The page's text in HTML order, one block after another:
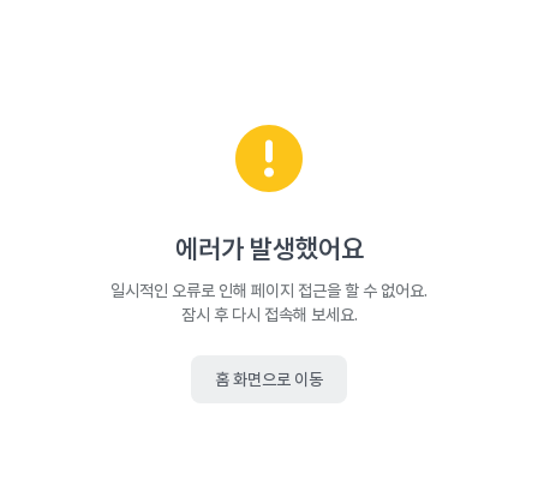
에러가 발생했어요
일시적인 오류로 인해 페이지 접근을 할 수 없어요.
잠시 후 다시 접속해 보세요.
홈 화면으로 이동